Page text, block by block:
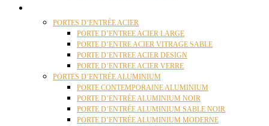
PORTES D’ENTRÉE ACIER
PORTE D’ENTREE ACIER LARGE
PORTE D’ENTRE ACIER VITRAGE SABLE
PORTE D’ENTREE ACIER DESIGN
PORTE D’ENTREE ACIER VERRE
PORTES D’ENTRÉE ALUMINIUM
PORTE CONTEMPORAINE ALUMINIUM
PORTE D’ENTRÉE ALUMINIUM NOIR
PORTE D’ENTRÉE ALUMINIUM SABLE NOIR
PORTE D’ENTRÉE ALUMINIUM MODERNE